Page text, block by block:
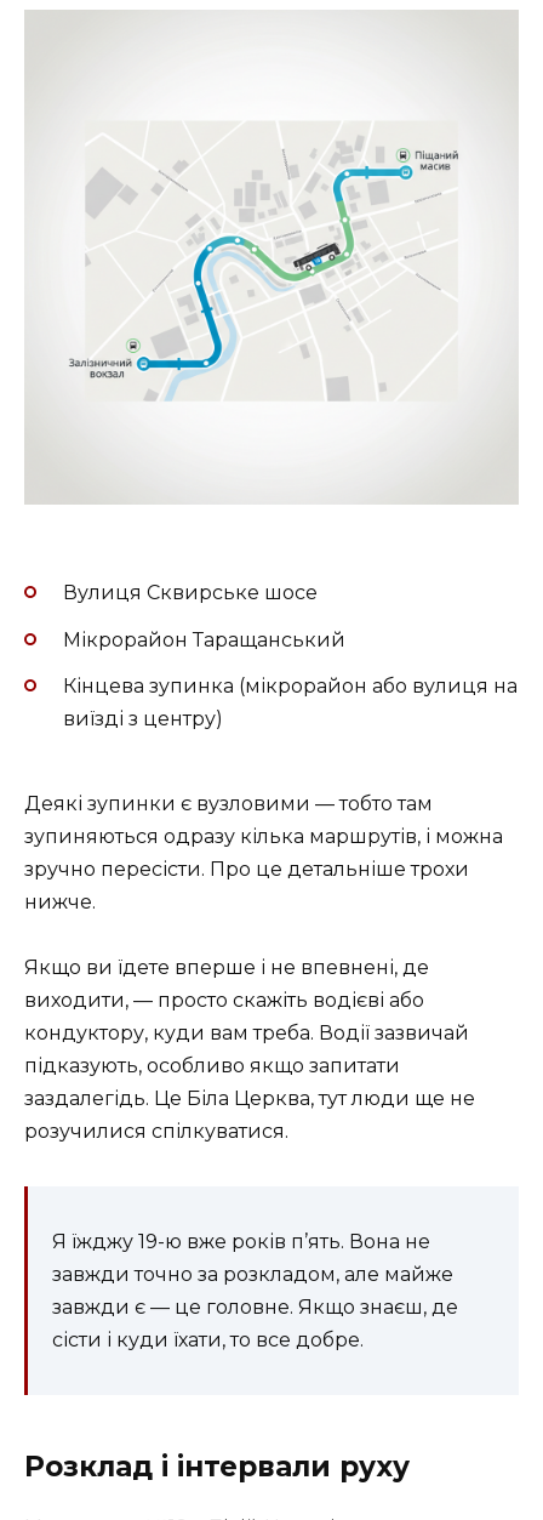
Вулиця Сквирське шосе
Мікрорайон Таращанський
Кінцева зупинка (мікрорайон або вулиця на
виїзді з центру)
Деякі зупинки є вузловими — тобто там
зупиняються одразу кілька маршрутів, і можна
зручно пересісти. Про це детальніше трохи
нижче.
Якщо ви їдете вперше і не впевнені, де
виходити, — просто скажіть водієві або
кондуктору, куди вам треба. Водії зазвичай
підказують, особливо якщо запитати
заздалегідь. Це Біла Церква, тут люди ще не
розучилися спілкуватися.
Я їжджу 19-ю вже років п’ять. Вона не
завжди точно за розкладом, але майже
завжди є — це головне. Якщо знаєш, де
сісти і куди їхати, то все добре.
Розклад і інтервали руху